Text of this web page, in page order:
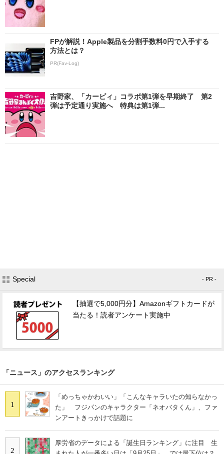
FPが解説！Apple製品を分割手数料0円で入手する
方法とは？
PR(Fav-Log)
吉野家、「カービィ」コラボ第1弾を早期終了 第2
弾は予定通り実施へ 特典は第1弾...
Special - PR -
【抽選で5,000円分】Amazonギフトカードが
当たる！読者アンケート実施中
「ニュース」のアクセスランキング
1
「めっちゃかわいい」「こんなキャラいたの知らなかっ
た」 フジパンのキャラクター「ネオバタくん」、ファ
ンアートきっかけで話題に
2
厚労省のデータによる「誕生日ランキング」に注目 生